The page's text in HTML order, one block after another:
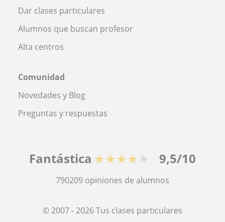
Dar clases particulares
Alumnos que buscan profesor
Alta centros
Comunidad
Novedades y Blog
Preguntas y respuestas
Fantástica ★★★★★ 9,5/10
790209 opiniones de alumnos
© 2007 - 2026 Tus clases particulares